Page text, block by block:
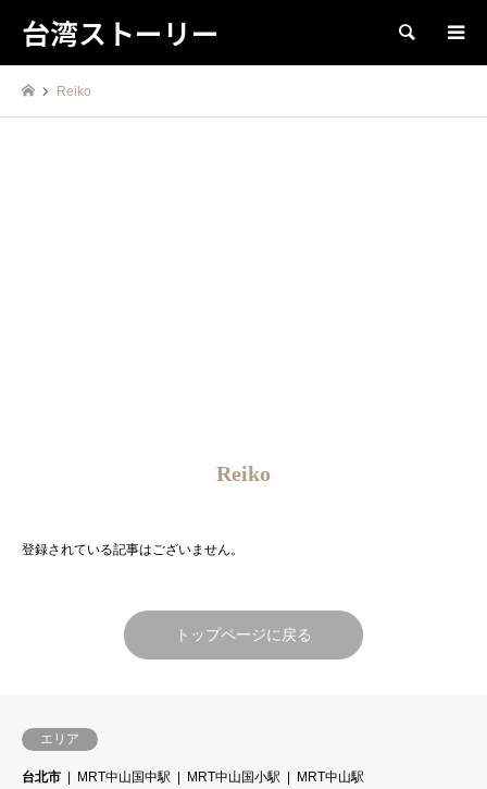
台湾ストーリー 検索
Reiko
Reiko
登録されている記事はございません。
トップページに戻る
エリア
台北市 MRT中山国中駅 MRT中山国小駅
MRT中山駅